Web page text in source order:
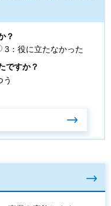
？
3：役に立たなかった
ですか？
う